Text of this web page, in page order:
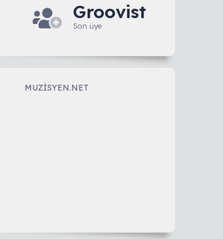
Groovist
Son üye
MUZISYEN.NET